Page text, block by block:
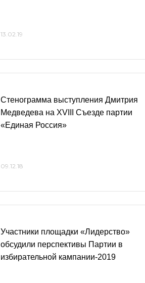
13.02.19
Стенограмма выступления Дмитрия
Медведева на XVIII Съезде партии
«Единая Россия»
09.12.18
Участники площадки «Лидерство»
обсудили перспективы Партии в
избирательной кампании-2019